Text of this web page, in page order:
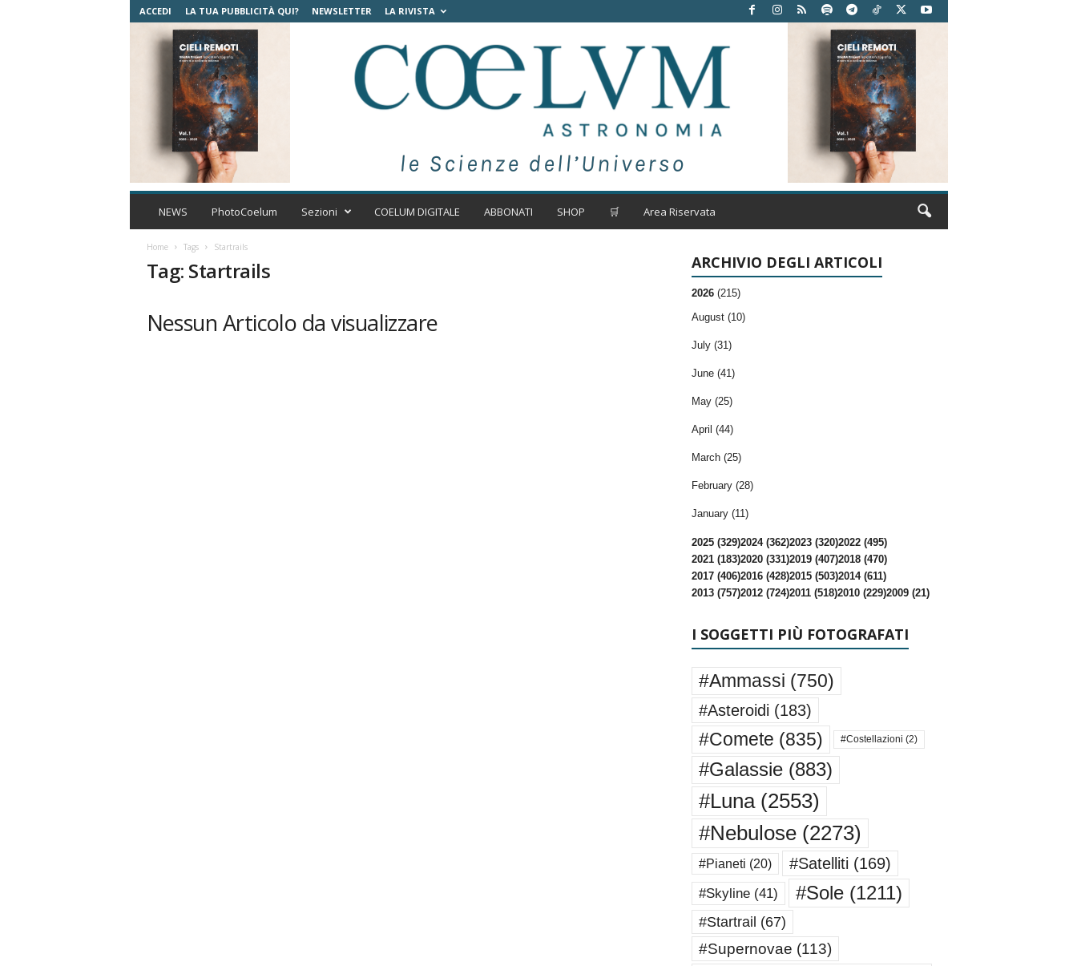
ACCEDI LA TUA PUBBLICITÀ QUI? NEWSLETTER LA RIVISTA
C
t
NEWS PhotoCoelum Sezioni COELUM DIGITALE ABBONATI SHOP 🛒 Area Riservata
Home Tags Startrails
Tag: Startrails
Nessun Articolo da visualizzare
ARCHIVIO DEGLI ARTICOLI
2026 (215)
August (10)
July (31)
June (41)
May (25)
April (44)
March (25)
February (28)
January (11)
2025 (329)2024 (362)2023 (320)2022 (495)
2021 (183)2020 (331)2019 (407)2018 (470)
2017 (406)2016 (428)2015 (503)2014 (611)
2013 (757)2012 (724)2011 (518)2010 (229)2009 (21)
I SOGGETTI PIÙ FOTOGRAFATI
#Ammassi (750)
#Asteroidi (183)
#Comete (835) #Costellazioni (2)
#Galassie(883)
#Luna(2553)
#Nebulose(2273)
#Pianeti (20) #Satelliti (169)
#Skyline(41) #Sole(1211)
#Startrail (67)
#Supernovae (113)